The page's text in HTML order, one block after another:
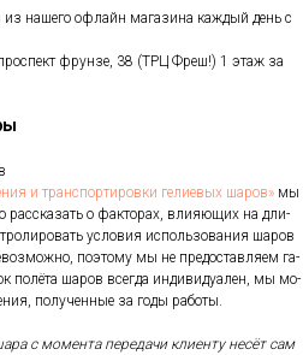
нашего офлайн магазина каждый день с
фрунзе, 38 (ТРЦ Фреш!) 1 этаж за
и тран­спор­ти­ров­ки ге­ли­евых ша­ров» мы
рас­ска­зать о фак­то­рах, вли­яющих на дли­
ус­ло­вия ис­поль­зо­вания ша­ров
по­это­му мы не пре­дос­тавля­ем га­
по­лёта ша­ров всег­да ин­ди­виду­ален, мы мо­
по­лучен­ные за го­ды ра­боты.
с мо­мен­та пе­реда­чи кли­ен­ту не­сёт сам